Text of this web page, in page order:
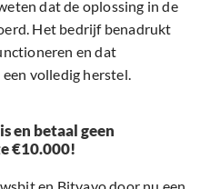
dat de oplossing in de
Het bedrijf benadrukt
en dat
volledig herstel.
en betaal geen
€10.000!